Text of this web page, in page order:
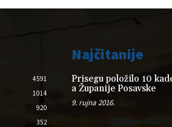
4591
1014
920
352
Najčitanije
Prisegu položilo 10
a Županije Posavske
9. rujna 2016.